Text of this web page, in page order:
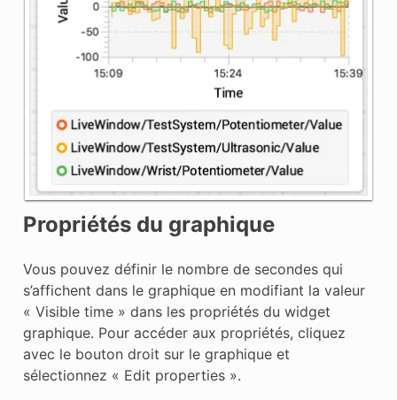
Propriétés du graphique
Vous pouvez définir le nombre de secondes qui
s’affichent dans le graphique en modifiant la valeur
« Visible time » dans les propriétés du widget
graphique. Pour accéder aux propriétés, cliquez
avec le bouton droit sur le graphique et
sélectionnez « Edit properties ».